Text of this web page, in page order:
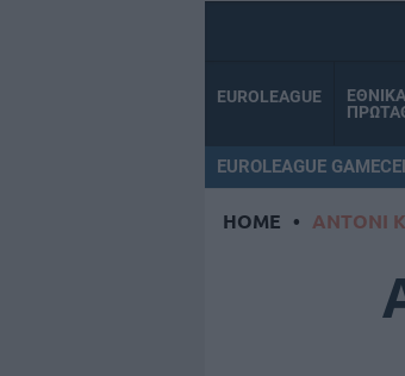
EUROLEAGUE
ΕΘΝΙΚΑ
EUROLEAGUE
HOME • ΑΝΤΟΝΙ